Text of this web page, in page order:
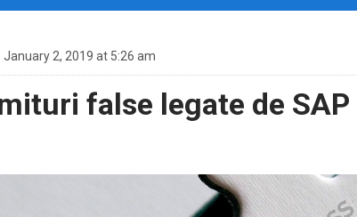
January 2, 2019 at 5:26 am
false legate de SAP